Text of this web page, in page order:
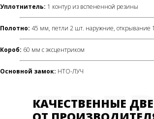
Уплотнитель: 1 контур из вспененной резины
Полотно: 45 мм, петли 2 шт. наружние, открывание
Короб: 60 мм с эксцентриком
Основной замок: НТО-ЛУЧ
КАЧЕСТВЕННЫЕ